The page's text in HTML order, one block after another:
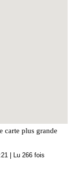
carte plus grande
| Lu 266 fois